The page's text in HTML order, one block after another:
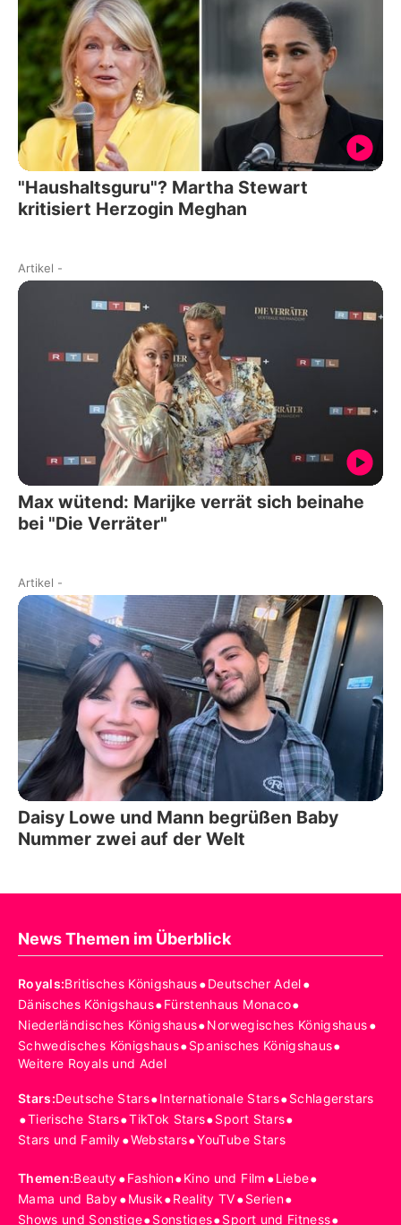
"Haushaltsguru"? Martha Stewart
kritisiert Herzogin Meghan
Artikel -
Max wütend: Marijke verrät sich beinahe
bei "Die Verräter"
Artikel -
Daisy Lowe und Mann begrüßen Baby
Nummer zwei auf der Welt
News Themen im Überblick
Royals:Britisches Königshaus•Deutscher Adel•
Dänisches Königshaus•Fürstenhaus Monaco•
Niederländisches Königshaus•Norwegisches Königshaus•
Schwedisches Königshaus•Spanisches Königshaus•
Weitere Royals und Adel
Stars:Deutsche Stars•Internationale Stars•Schlagerstars
•Tierische Stars•TikTok Stars•Sport Stars•
Stars und Family•Webstars•YouTube Stars
Themen:Beauty•Fashion•Kino und Film •Liebe•
Mama und Baby•Musik•Reality TV•Serien•
Shows und Sonstige•Sonstiges•Sport und Fitness•